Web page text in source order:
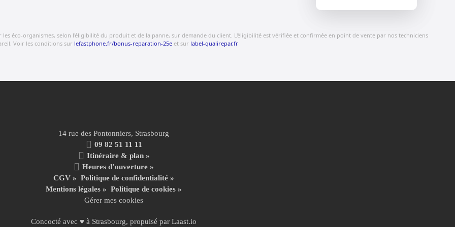
éco-organismes, selon l'éligibilité du produit et de la panne, sur demande du client. L'éligibilité est vérifiée et confirmée en point de vente par nos techniciens
Voir les conditions sur lefastphone.fr/bonus-reparation-25e et sur label-qualirepar.fr
14 rue des Pontonniers, Strasbourg
09 82 51 11 11
Itinéraire & plan »
Heures d’ouverture »
CGV » Politique de confidentialité »
Mentions légales » Politique de cookies »
Gérer mes cookies
Concocté avec ♥ à Strasbourg, propulsé par Laast.io